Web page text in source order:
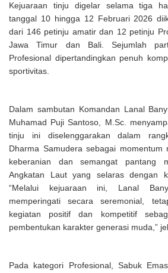
Kejuaraan tinju digelar selama tiga
tanggal 10 hingga 12 Februari 2026
dari 146 petinju amatir dan 12 petinju
Jawa Timur dan Bali. Sejumlah
Profesional dipertandingkan penuh
sportivitas.
Dalam sambutan Komandan Lanal
Muhamad Puji Santoso, M.Sc.
tinju ini diselenggarakan dalam
Dharma Samudera sebagai momentum
keberanian dan semangat pantang
Angkatan Laut yang selaras dengan
“Melalui kejuaraan ini, Lanal
memperingati secara seremonial,
kegiatan positif dan kompetitif
pembentukan karakter generasi muda,”
Pada kategori Profesional, Sabuk